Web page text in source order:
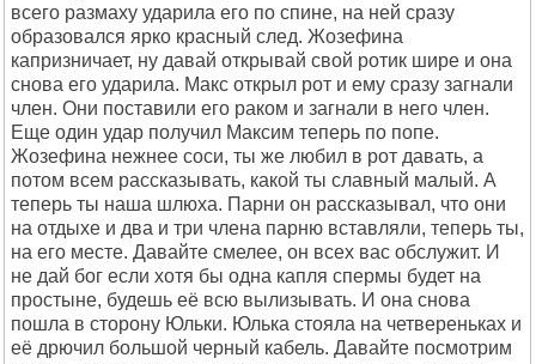
всего размаху ударила его по спине, на ней сразу
образовался ярко красный след. Жозефина
капризничает, ну давай открывай свой ротик шире и она
снова его ударила. Макс открыл рот и ему сразу загнали
член. Они поставили его раком и загнали в него член.
Еще один удар получил Максим теперь по попе.
Жозефина нежнее соси, ты же любил в рот давать, а
потом всем рассказывать, какой ты славный малый. А
теперь ты наша шлюха. Парни он рассказывал, что они
на отдыхе и два и три члена парню вставляли, теперь ты,
на его месте. Давайте смелее, он всех вас обслужит. И
не дай бог если хотя бы одна капля спермы будет на
простыне, будешь её всю вылизывать. И она снова
пошла в сторону Юльки. Юлька стояла на четвереньках и
её дрючил большой черный кабель. Давайте посмотрим